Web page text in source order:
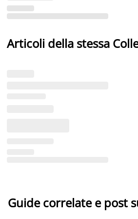
Articoli della stessa
Guide correlate e post